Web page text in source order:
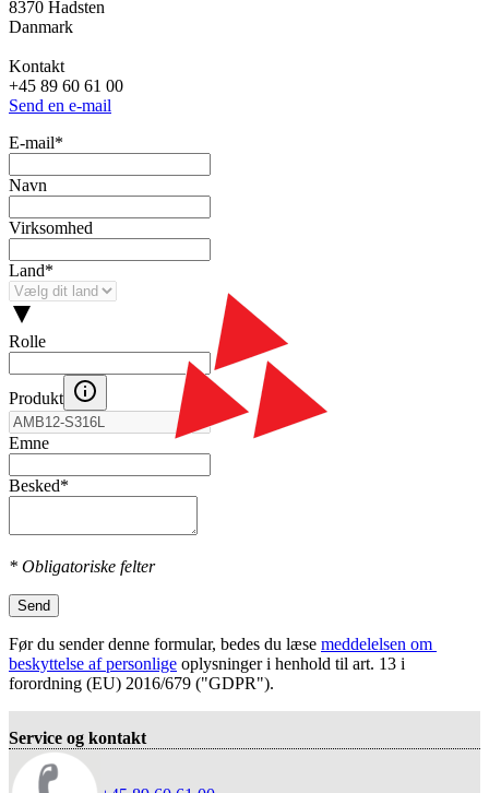
8370 Hadsten
Danmark
Kontakt
+45 89 60 61 00
Send en e-mail
E-mail*
Navn
Virksomhed
Land*
Rolle
Produkt
Emne
Besked*
* Obligatoriske felter
Send
Før du sender denne formular, bedes du læse meddelelsen om
beskyttelse af personlige oplysninger i henhold til art. 13 i
forordning (EU) 2016/679 ("GDPR").
Service og kontakt